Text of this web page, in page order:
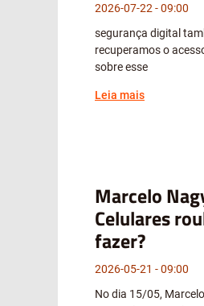
2026-07-22
09:00
segurança digital
recuperamos o
sobre esse
Leia mais
Marcelo
Celulares
fazer?
2026-05-21
09:00
No dia 15/05,